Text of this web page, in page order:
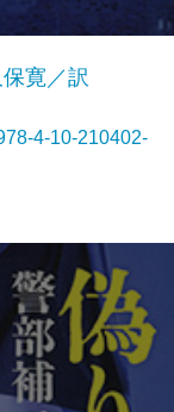
寛／訳
4-10-210402-